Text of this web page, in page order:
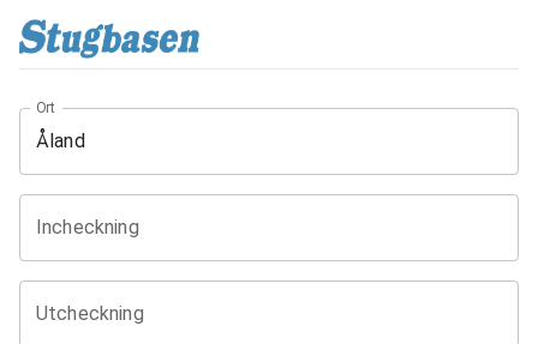
Ort
Incheckning
Utcheckning